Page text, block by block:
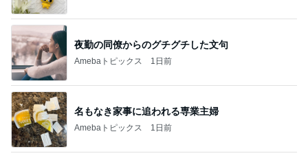
夜勤の同僚からのグチグチした文句
Amebaトピックス 1日前
名もなき家事に追われる専業主婦
Amebaトピックス 1日前